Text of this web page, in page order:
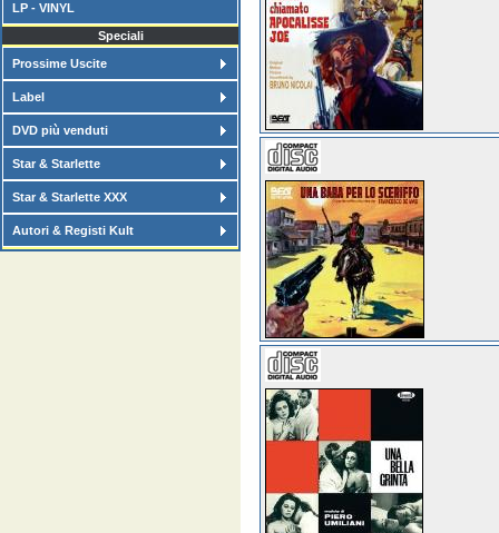
LP - VINYL
Speciali
Prossime Uscite
Label
DVD più venduti
Star & Starlette
Star & Starlette XXX
Autori & Registi Kult